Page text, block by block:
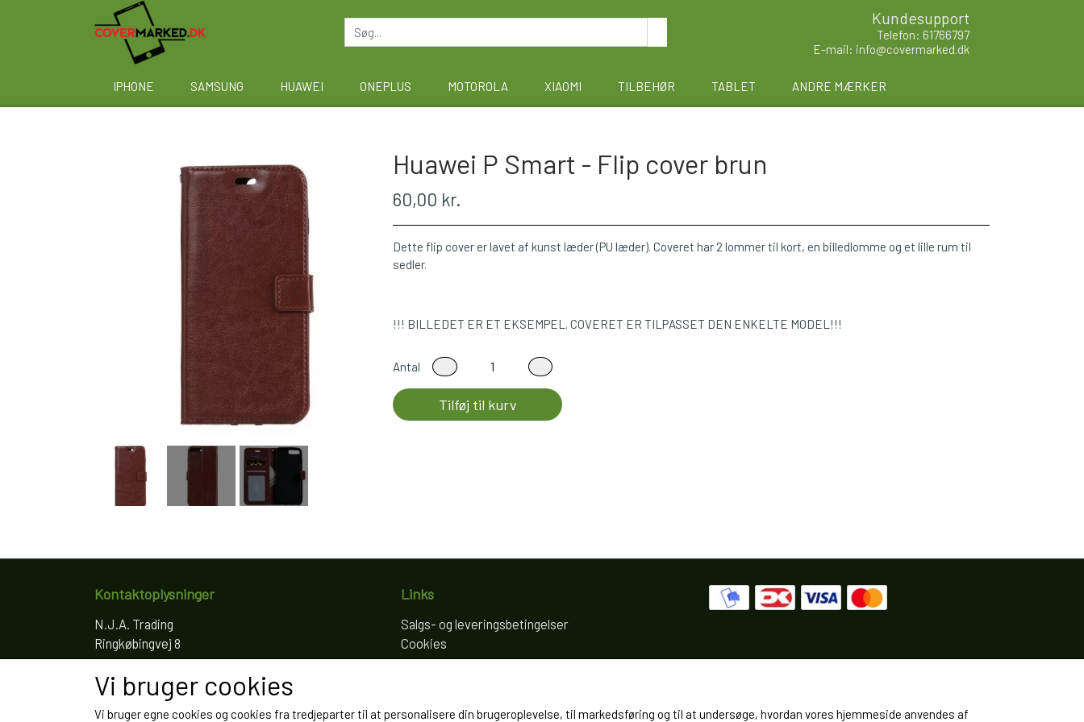
Kundesupport
Telefon: 61766797
E-mail: info@covermarked.dk
IPHONE SAMSUNG HUAWEI ONEPLUS MOTOROLA XIAOMI TILBEHØR TABLET ANDRE MÆRKER
Huawei P Smart - Flip cover brun
60,00 kr.
Dette flip cover er lavet af kunst læder (PU læder). Coveret har 2 lommer til kort, en billedlomme og et lille rum til
sedler.
!!! BILLEDET ER ET EKSEMPEL. COVERET ER TILPASSET DEN ENKELTE MODEL!!!
Antal
Tilføj til kurv
Kontaktoplysninger
N.J.A. Trading
Ringkøbingvej 8
4200 Slagelse
Telefon: 61766797
CVR: 35022155
Links
Salgs- og leveringsbetingelser
Cookies
Fortrydelse og reklamation
Vi bruger cookies
Vi bruger egne cookies og cookies fra tredjeparter til at personalisere din brugeroplevelse, til markedsføring og til at undersøge, hvordan vores hjemmeside anvendes af